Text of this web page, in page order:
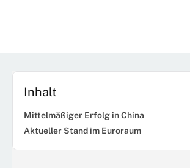
Inhalt
Mittelmäßiger Erfolg in China
Aktueller Stand im Euroraum